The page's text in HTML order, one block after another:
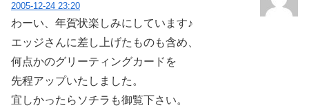
2005-12-24 23:20
わーい、年賀状楽しみにしています♪
エッジさんに差し上げたものも含め、
何点かのグリーティングカードを
先程アップいたしました。
宜しかったらソチラも御覧下さい。